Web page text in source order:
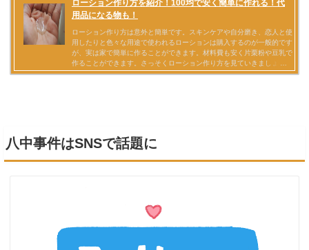
八中事件はSNSで話題に